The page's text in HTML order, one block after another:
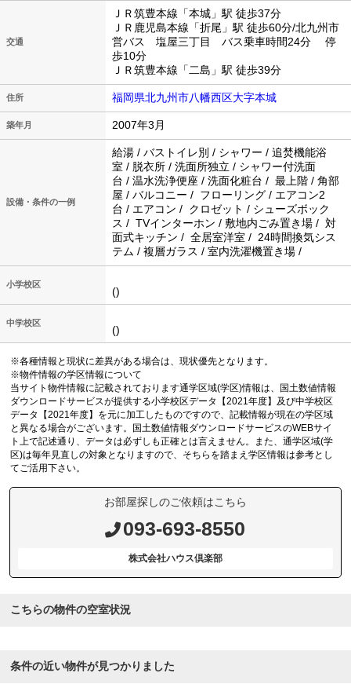
交通
ＪＲ筑豊本線「本城」駅 徒歩37分
ＪＲ鹿児島本線「折尾」駅 徒歩60分/北九州市
営バス 塩屋三丁目 バス乗車時間24分 停
歩10分
ＪＲ筑豊本線「二島」駅 徒歩39分
住所 福岡県北九州市八幡西区大字本城
築年月 2007年3月
設備・条件の一例
給湯 / バストイレ別 / シャワー / 追焚機能浴
室 / 脱衣所 / 洗面所独立 / シャワー付洗面
台 / 温水洗浄便座 / 洗面化粧台 / 最上階 / 角部
屋 / バルコニー / フローリング / エアコン2
台 / エアコン / クロゼット / シューズボック
ス / TVインターホン / 敷地内ごみ置き場 / 対
面式キッチン / 全居室洋室 / 24時間換気シス
テム / 複層ガラス / 室内洗濯機置き場 /
小学校区
()
中学校区
()
※各種情報と現状に差異がある場合は、現状優先となります。
※物件情報の学区情報について
当サイト物件情報に記載されております通学区域(学区)情報は、国土数値情報
ダウンロードサービスが提供する小学校区データ【2021年度】及び中学校区
データ【2021年度】を元に加工したものですので、記載情報が現在の学区域
と異なる場合がございます。国土数値情報ダウンロードサービスのWEBサイ
ト上で記述通り、データは必ずしも正確とは言えません。また、通学区域(学
区)は毎年見直しの対象となりますので、そちらを踏まえ学区情報は参考とし
てご活用下さい。
お部屋探しのご依頼はこちら
093-693-8550
株式会社ハウス倶楽部
こちらの物件の空室状況
条件の近い物件が見つかりました